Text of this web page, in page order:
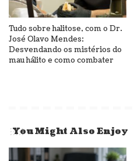
Tudo sobre halitose, com o Dr.
José Olavo Mendes:
Desvendando os mistérios do
mau hálito e como combater
You Might Also Enjoy